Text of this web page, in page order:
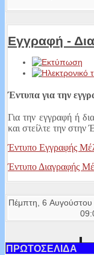
Εγγραφή -
Έντυπα για την
Για την εγγραφή ή
και στείλτε την
Έντυπο Εγγραφής
Έντυπο Διαγραφής
Πέμπτη, 6 Αυγούστου
ΠΡΩΤΟΣΕΛΙΔΑ